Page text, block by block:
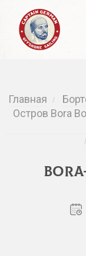
Главная /
Остров Bora
/